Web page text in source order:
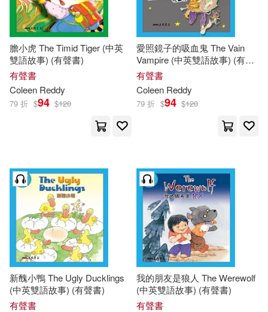
膽小虎 The Timid Tiger (中英
雙語故事) (有聲書)
有聲書
Coleen Reddy
79 折 $94 $120
愛照鏡子的吸血鬼 The Vain
Vampire (中英雙語故事) (有聲
書)
有聲書
Coleen Reddy
79 折 $94 $120
新醜小鴨 The Ugly Ducklings
(中英雙語故事) (有聲書)
有聲書
我的朋友是狼人 The Werewolf
(中英雙語故事) (有聲書)
有聲書